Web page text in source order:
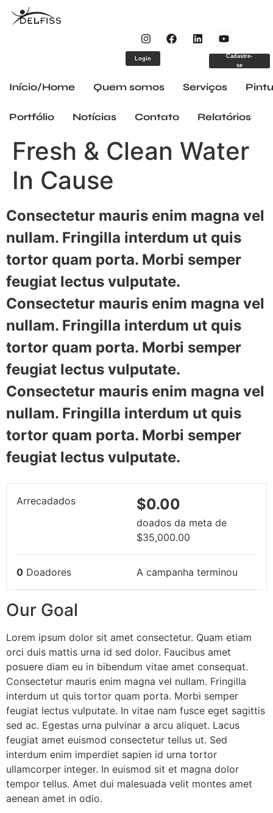
Login
Cadastre-
se
Início/Home Quem somos Serviços
Portfólio Notícias Contato Relatórios
Fresh & Clean Water
In Cause
Consectetur mauris enim magna vel
nullam. Fringilla interdum ut quis
tortor quam porta. Morbi semper
feugiat lectus vulputate.
Consectetur mauris enim magna vel
nullam. Fringilla interdum ut quis
tortor quam porta. Morbi semper
feugiat lectus vulputate.
Consectetur mauris enim magna vel
nullam. Fringilla interdum ut quis
tortor quam porta. Morbi semper
feugiat lectus vulputate.
Arrecadados $0.00
doados da meta de
$35,000.00
0 Doadores A campanha terminou
Our Goal
Lorem ipsum dolor sit amet consectetur. Quam etiam
orci duis mattis urna id sed dolor. Faucibus amet
posuere diam eu in bibendum vitae amet consequat.
Consectetur mauris enim magna vel nullam. Fringilla
interdum ut quis tortor quam porta. Morbi semper
feugiat lectus vulputate. In vitae nam fusce eget sagittis
sed ac. Egestas urna pulvinar a arcu aliquet. Lacus
feugiat amet euismod consectetur tellus ut. Sed
interdum enim imperdiet sapien id urna tortor
ullamcorper integer. In euismod sit et magna dolor
tempor tellus. Amet dui malesuada velit montes amet
aenean amet in odio.